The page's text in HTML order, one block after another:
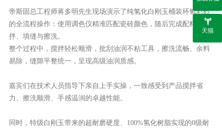
帝斯固总工程师蒋多明先生现场演示了纯氢化白刚玉桶装环氧彩砂
的全流程操作： 使用调色仪精准匹配瓷砖颜色，随后完成配料搅
拌、填缝与擦洗。
整个过程中，搅拌轻松顺滑，批刮油润不粘工具，擦洗流畅、余料
易除，缝隙平整统一，呈现高级油润质感。
嘉宾们在技术人员指导下亲自上手实操， 一致感受到产品搅拌省
力、擦洗顺滑、手感温润的卓越性能。
同时， 特级白刚玉带来的超耐磨硬度、 100%氢化树脂实现的0级耐
天猫